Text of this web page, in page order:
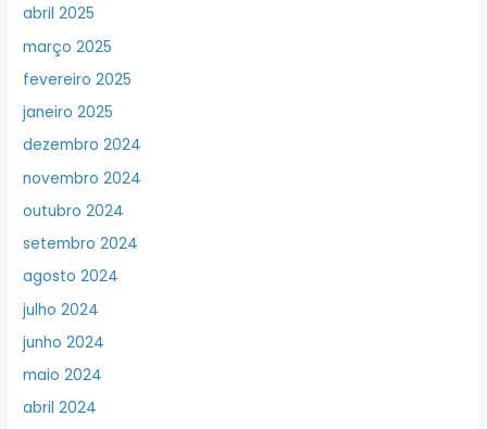
abril 2025
março 2025
fevereiro 2025
janeiro 2025
dezembro 2024
novembro 2024
outubro 2024
setembro 2024
agosto 2024
julho 2024
junho 2024
maio 2024
abril 2024